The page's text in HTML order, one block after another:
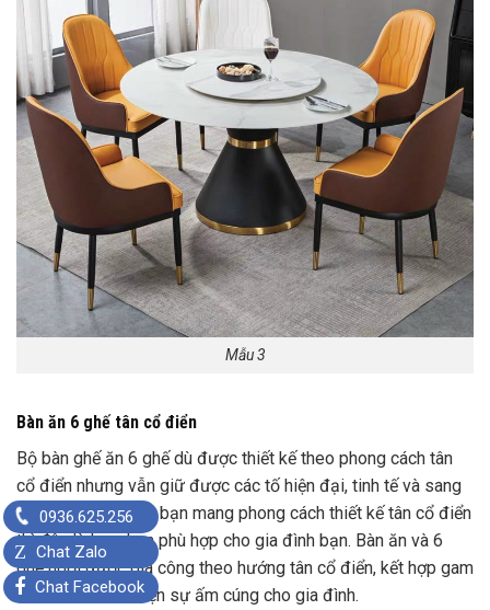
Mẫu 3
Bàn ăn 6 ghế tân cổ điển
Bộ bàn ghế ăn 6 ghếdù được thiết kế theo phong cách tân
cổ điển nhưng vẫn giữ được các tố hiện đại, tinh tế và sang
trọng. Nếu căn nhà bạn mang phong cách thiết kế tân cổ điển
thì đây là lựa chọn phù hợp cho gia đình bạn. Bàn ăn và 6
ghế ngồi được gia công theo hướng tân cổ điển, kết hợp gam
màu nâu tối thể hiện sự ấm cúng cho gia đình.
0936.625.256
Z Chat Zalo
Chat Facebook